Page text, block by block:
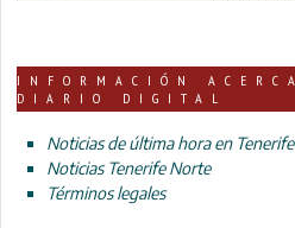
INFORMACIÓN
DIARIO DIGITAL
Noticias de última hora en
Noticias Tenerife Norte
Términos legales